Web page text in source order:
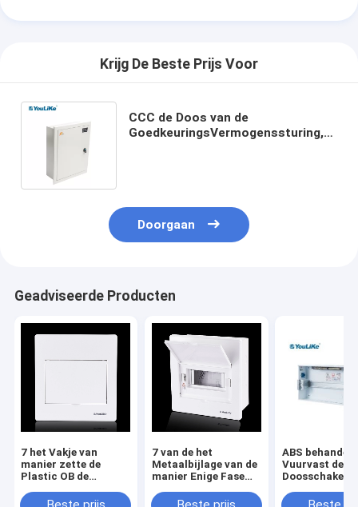
Krijg De Beste Prijs Voor
CCC de Doos van de
GoedkeuringsVermogenssturing,
Doorgaan
Geadviseerde Producten
7 het Vakje van
manier zette de
Plastic OB de
PC
7 van de het
Metaalbijlage van de
manier Enige Fase
Kringsmacht Elektro
ABS
Vuurvast de